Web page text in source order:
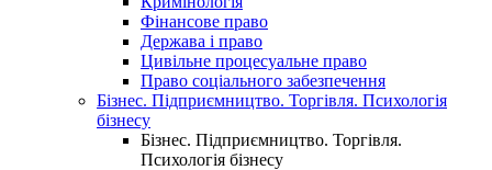
Фінансове право
Держава і право
Цивільне процесуальне право
Право соціального забезпечення
Бізнес. Підприємництво. Торгівля. Психологія
бізнесу
Бізнес. Підприємництво. Торгівля.
Психологія бізнесу